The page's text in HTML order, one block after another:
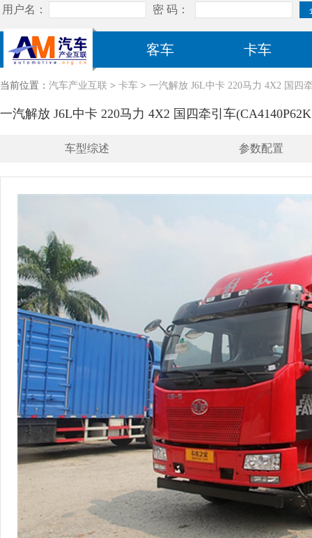
客车 卡车
当前位置： 汽车产业互联 > 卡车 > 一汽解放 J6L中卡 220马力 4X2 国四
一汽解放 J6L中卡 220马力 4X2 国四牵引车
车型综述 参数配置